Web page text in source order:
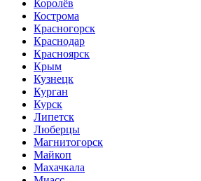
Королёв
Кострома
Красногорск
Краснодар
Красноярск
Крым
Кузнецк
Курган
Курск
Липетск
Люберцы
Магнитогорск
Майкоп
Махачкала